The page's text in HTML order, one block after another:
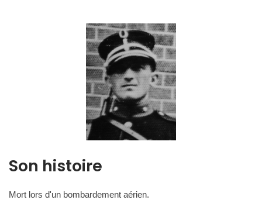
Son histoire
Mort lors d'un bombardement aérien.